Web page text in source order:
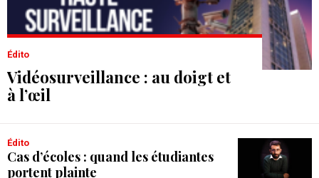
Édito
Vidéosurveillance : au doigt et
à l’œil
Édito
Cas d’écoles : quand les étudiantes
portent plainte